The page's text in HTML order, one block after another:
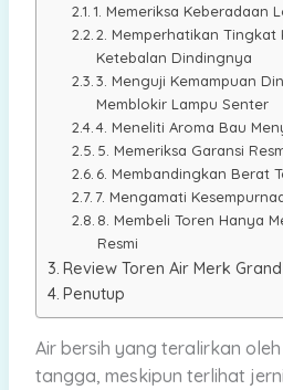
1. Memeriksa Keberadaan
2. Memperhatikan Tingkat
Ketebalan Dindingnya
3. Menguji Kemampuan
Memblokir Lampu Senter
4. Meneliti Aroma Bau
5. Memeriksa Garansi
6. Membandingkan Berat
7. Mengamati
8. Membeli Toren Hanya
Resmi
Review Toren Air Merk
Penutup
Air bersih yang teralirkan
tangga, meskipun terlihat